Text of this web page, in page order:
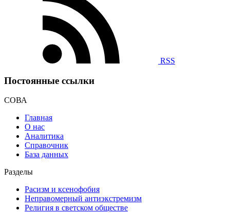
RSS
Постоянные ссылки
СОВА
Главная
О нас
Аналитика
Справочник
База данных
Разделы
Расизм и ксенофобия
Неправомерный антиэкстремизм
Религия в светском обществе